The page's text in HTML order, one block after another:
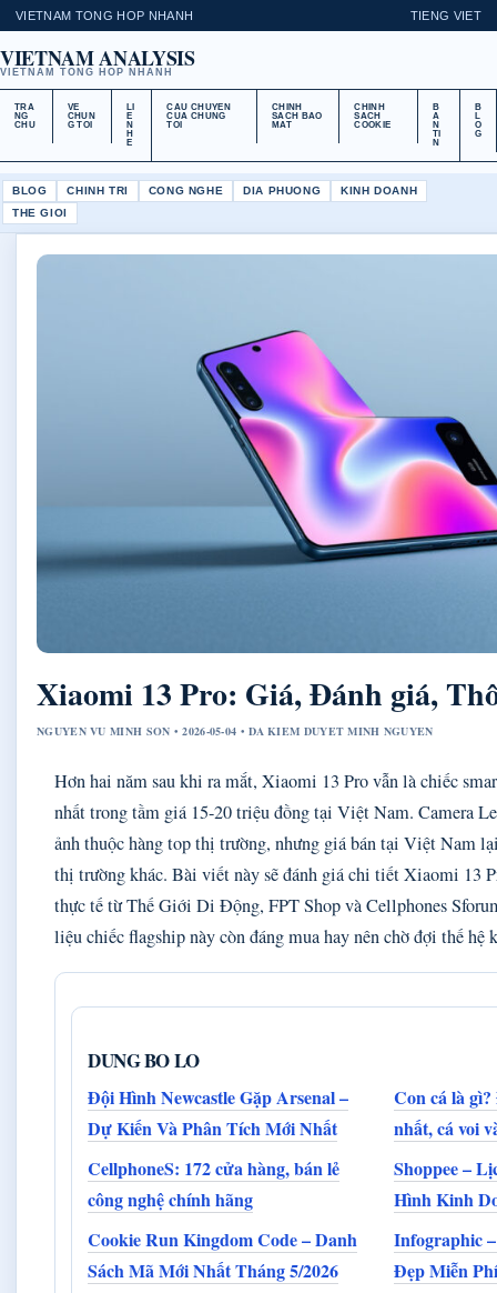
VIETNAM TONG HOP NHANH TIENG VIET
VIETNAM ANALYSIS
VIETNAM TONG HOP NHANH
TRA
NG
CHU
VE
CHUN
G TOI
LI
E
N
H
E
CAU CHUYEN
CUA CHUNG
TOI
CHINH
SACH BAO
MAT
CHINH
SACH
COOKIE
B
A
N
TI
N
B
L
O
G
BLOG CHINH TRI CONG NGHE DIA PHUONG
KINH DOANH
THE GIOI
Xiaomi 13 Pro: Giá, Đánh giá,
NGUYEN VU MINH SON • 2026-05-04 • DA KIEM DUYET MINH NGUYEN
Hơn hai năm sau khi ra mắt, Xiaomi 13 Pro vẫn là chiếc
nhất trong tầm giá 15-20 triệu đồng tại Việt Nam. Camera
ảnh thuộc hàng top thị trường, nhưng giá bán tại Việt Nam
thị trường khác. Bài viết này sẽ đánh giá chi tiết Xiaomi 13
thực tế từ Thế Giới Di Động, FPT Shop và Cellphones
liệu chiếc flagship này còn đáng mua hay nên chờ đợi thế hệ
DUNG BO LO
Đội Hình Newcastle Gặp Arsenal –
Dự Kiến Và Phân Tích Mới Nhất
Con cá là
nhất, cá voi
CellphoneS: 172 cửa hàng, bán lẻ
công nghệ chính hãng
Shoppee –
Hình Kinh
Cookie Run Kingdom Code – Danh
Sách Mã Mới Nhất Tháng 5/2026
Infographic
Đẹp Miễn